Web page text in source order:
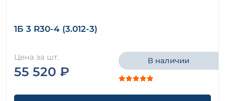
1Б 3 R30-4 (3.012-3)
Цена за шт.
55 520 ₽
В наличии